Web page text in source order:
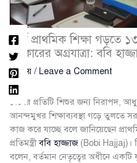
স্মার্ট প্রাথমিক শিক্ষা গড়তে
সরকারের অগ্রযাত্রা: ববি
জাতীয় / Leave a Comment
দেশের প্রতিটি শিশুর জন্য নিরাপদ,
আনন্দমুখর শিক্ষাব্যবস্থা গড়ে তুলতে
কাজ করে যাচ্ছে বলে জানিয়েছেন
প্রতিমন্ত্রীববি হাজ্জাজ(Bobi Hajjaj)।
বলেন, বর্তমান নেতৃত্বের অধীনে